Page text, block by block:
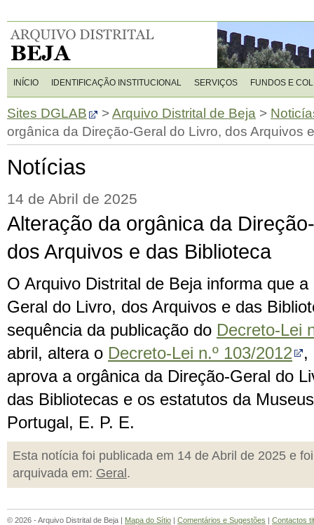
INÍCIO IDENTIFICAÇÃO INSTITUCIONAL SERVIÇOS FUNDOS E
Sites DGLAB >Arquivo Distrital de Beja >
orgânica da Direção-Geral do Livro, dos Arquivos
Notícias
14 de Abril de 2025
Alteração da orgânica da
dos Arquivos e das Biblioteca
O Arquivo Distrital de Beja informa que
Geral do Livro, dos Arquivos e das
sequência da publicação do Decreto-Lei
abril, altera o Decreto-Lei n.º 103/2012
,
aprova a orgânica da Direção-Geral do
das Bibliotecas e os estatutos da
Portugal, E. P. E.
Esta notícia foi publicada em 14 de Abril de 2025 e foi
arquivada em: Geral .
© 2026 - Arquivo Distrital de Beja | Mapa do Sítio | Comentários e Sugestões | Contactos